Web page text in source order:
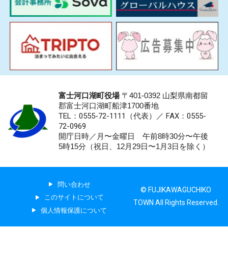
富士河口湖町役場〒401-0392 山梨県南都留
郡富士河口湖町船津1700番地
TEL：0555-72-1111 （代表）／ FAX：0555-
72-0969
開庁日時／月〜金曜日 午前8時30分〜午後
5時15分（祝日、12月29日〜1月3日を除く）
問い合わせ
このサイトについて
個人情報保護について
© FUJIKAWAGUCHIKO
TOWN All Rights Reserved.